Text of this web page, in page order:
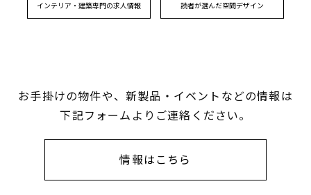
インテリア・建築専門の求人情報 読者が選んだ空間デザイン
お手掛けの物件や、新製品・イベントなどの情報は
下記フォームよりご連絡ください。
情報はこちら